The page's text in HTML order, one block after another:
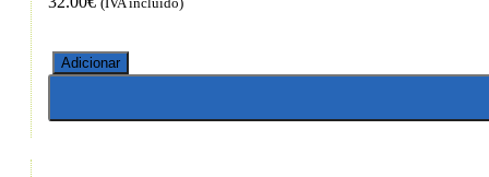
Adicionar